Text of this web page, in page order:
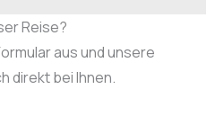
Reise?
aus und unsere
direkt bei Ihnen.